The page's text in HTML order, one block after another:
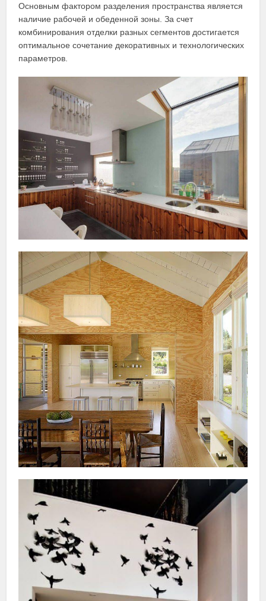
Основным фактором разделения пространства является
наличие рабочей и обеденной зоны. За счет
комбинирования отделки разных сегментов достигается
оптимальное сочетание декоративных и технологических
параметров.